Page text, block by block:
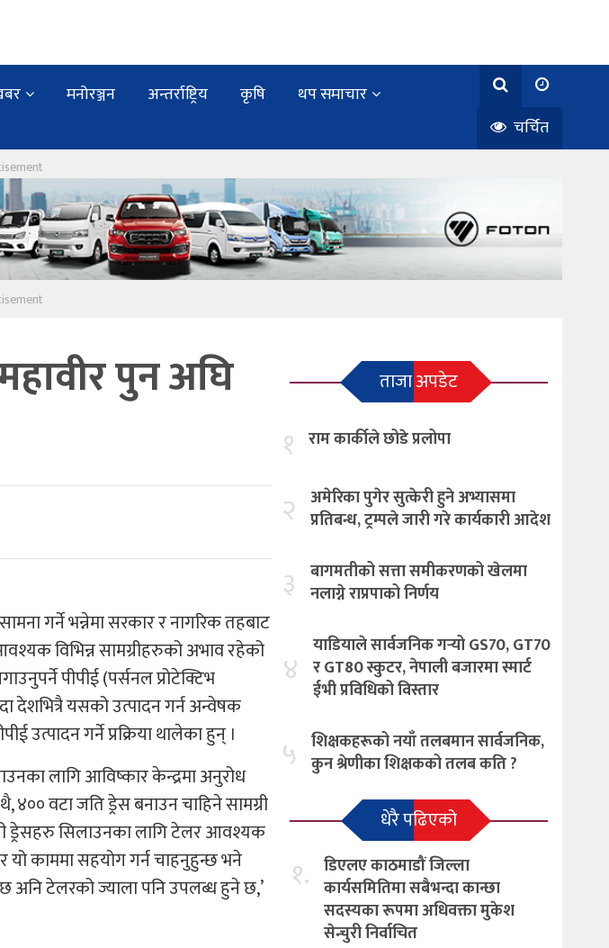
मनोरञ्जन अन्तर्राष्ट्रिय कृषि
थप समाचार
चर्चित
पुन अघि
गर्ने भन्नेमा सरकार र नागरिक तहबाट
विभिन्न सामग्रीहरुको अभाव रहेको
पीपीई (पर्सनल प्रोटेक्टिभ
देशभित्रै यसको उत्पादन गर्न अन्वेषक
उत्पादन गर्ने प्रक्रिया थालेका हुन् ।
लागि आविष्कार केन्द्रमा अनुरोध
वटा जति ड्रेस बनाउन चाहिने सामग्री
ड्रेसहरु सिलाउनका लागि टेलर आवश्यक
काममा सहयोग गर्न चाहनुहुन्छ भने
अनि टेलरको ज्याला पनि उपलब्ध हुने छ,’
ताजा अपडेट
१ राम कार्कीले छोडे प्रलोपा
२ अमेरिका पुगेर सुत्केरी हुने अभ्यासमा
प्रतिबन्ध, ट्रम्पले जारी गरे कार्यकारी आदेश
३ बागमतीको सत्ता समीकरणको खेलमा
नलाग्ने राप्रपाको निर्णय
४
याडियाले सार्वजनिक गर्‍यो GS70, GT70
र GT80 स्कुटर, नेपाली बजारमा स्मार्ट
ईभी प्रविधिको विस्तार
५ शिक्षकहरूको नयाँ तलबमान सार्वजनिक,
कुन श्रेणीका शिक्षकको तलब कति ?
धेरै पढिएको
१. डिएलए काठमाडौं जिल्ला
कार्यसमितिमा सबैभन्दा कान्छा
सदस्यका रूपमा अधिवक्ता मुकेश
सेन्चुरी निर्वाचित